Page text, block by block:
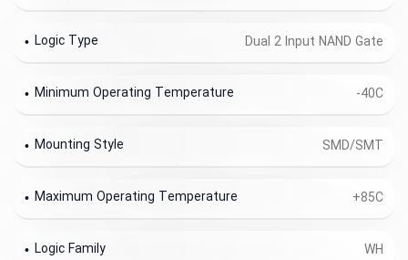
Dual 2 Input NAND Gate
Logic Type
-40C
Minimum Operating Temperature
SMD/SMT
Mounting Style
+85C
Maximum Operating Temperature
WH
Logic Family